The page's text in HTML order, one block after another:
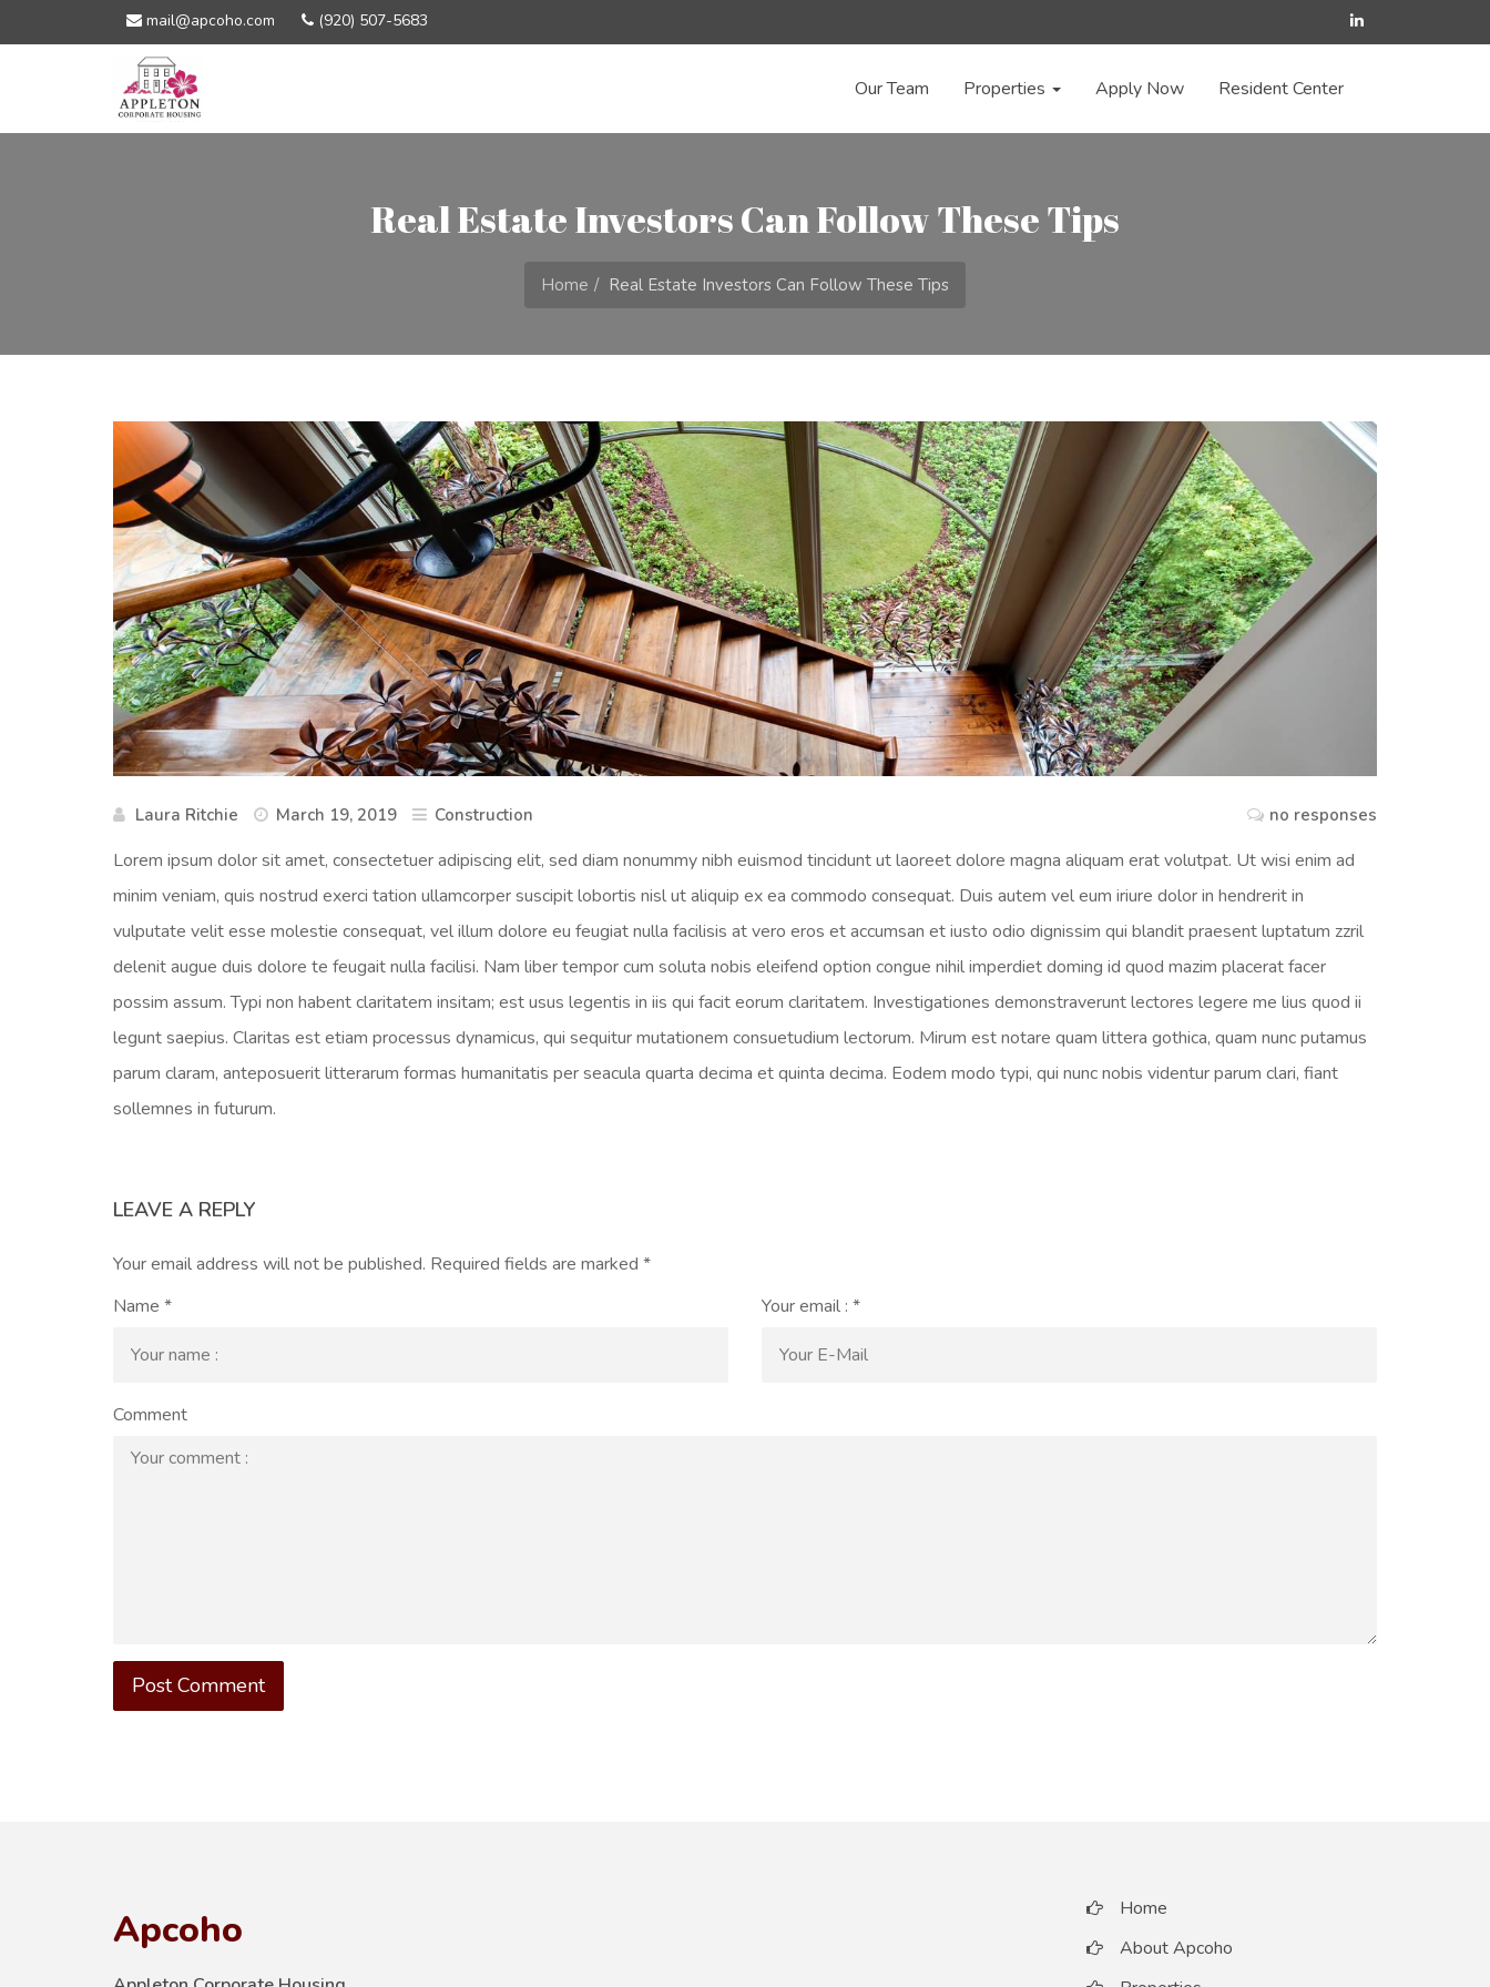
mail@apcoho.com (920) 507-5683
Our Team Properties Apply Now Resident Center
Real Estate Investors Can Follow These Tips
Home Real Estate Investors Can Follow These Tips
Laura Ritchie March 19, 2019 Construction no responses
Lorem ipsum dolor sit amet, consectetuer adipiscing elit, sed diam nonummy nibh euismod tincidunt ut laoreet dolore magna aliquam erat volutpat. Ut wisi enim ad
minim veniam, quis nostrud exerci tation ullamcorper suscipit lobortis nisl ut aliquip ex ea commodo consequat. Duis autem vel eum iriure dolor in hendrerit in
vulputate velit esse molestie consequat, vel illum dolore eu feugiat nulla facilisis at vero eros et accumsan et iusto odio dignissim qui blandit praesent luptatum zzril
delenit augue duis dolore te feugait nulla facilisi. Nam liber tempor cum soluta nobis eleifend option congue nihil imperdiet doming id quod mazim placerat facer
possim assum. Typi non habent claritatem insitam; est usus legentis in iis qui facit eorum claritatem. Investigationes demonstraverunt lectores legere me lius quod ii
legunt saepius. Claritas est etiam processus dynamicus, qui sequitur mutationem consuetudium lectorum. Mirum est notare quam littera gothica, quam nunc putamus
parum claram, anteposuerit litterarum formas humanitatis per seacula quarta decima et quinta decima. Eodem modo typi, qui nunc nobis videntur parum clari, fiant
sollemnes in futurum.
LEAVE A REPLY
Your email address will not be published. Required fields are marked *
Name * Your email : *
Comment
Apcoho
Home
About Apcoho